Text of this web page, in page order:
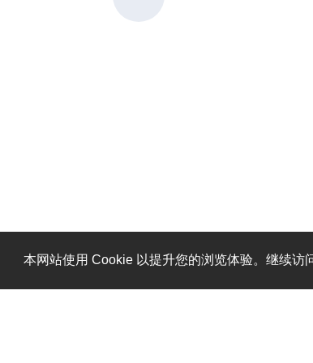
本网站使用 Cookie 以提升您的浏览体验。继续访